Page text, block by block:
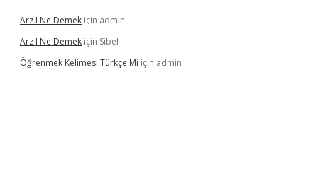
Arz I Ne Demek için admin
Arz I Ne Demek için Sibel
Öğrenmek Kelimesi Türkçe Mi için admin